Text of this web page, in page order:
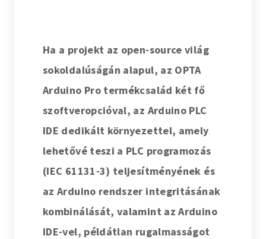
Ha a projekt az open-source világ
sokoldalúságán alapul, az OPTA
Arduino Pro termékcsalád két fő
szoftveropcióval, az Arduino PLC
IDE dedikált környezettel, amely
lehetővé teszi a PLC programozás
(IEC 61131-3) teljesítményének és
az Arduino rendszer integritásának
kombinálását, valamint azArduino
IDE-vel, példátlan rugalmasságot